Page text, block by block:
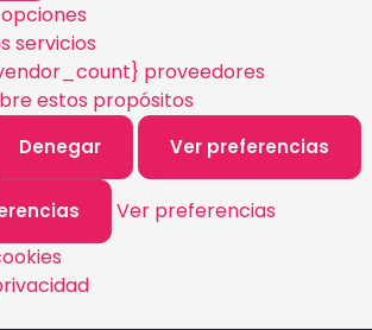
servicios
proveedores
estos propósitos
Denegar Ver preferencias
Ver preferencias